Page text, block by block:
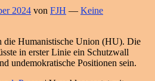
2024 von FJH — Keine
die Humanistische Union (HU). Die
in erster Linie ein Schutzwall
undemokratische Positionen sein.